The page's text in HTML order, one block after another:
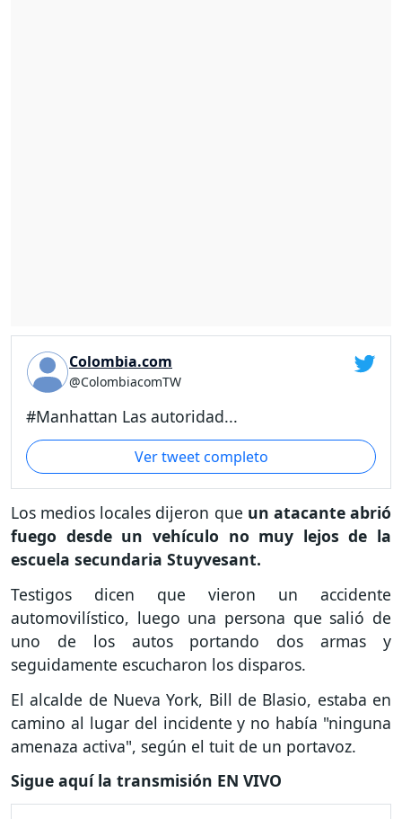
Colombia.com
@ColombiacomTW
#Manhattan Las autoridad...
Ver tweet completo
Los medios locales dijeron que un atacante abrió
fuego desde un vehículo no muy lejos de la
escuela secundaria Stuyvesant.
Testigos dicen que vieron un accidente
automovilístico, luego una persona que salió de
uno de los autos portando dos armas y
seguidamente escucharon los disparos.
El alcalde de Nueva York, Bill de Blasio, estaba en
camino al lugar del incidente y no había "ninguna
amenaza activa", según el tuit de un portavoz.
Sigue aquí la transmisión EN VIVO